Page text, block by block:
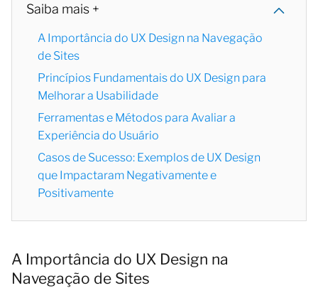
Saiba mais +
A Importância do UX Design na Navegação
de Sites
Princípios Fundamentais do UX Design para
Melhorar a Usabilidade
Ferramentas e Métodos para Avaliar a
Experiência do Usuário
Casos de Sucesso: Exemplos de UX Design
que Impactaram Negativamente e
Positivamente
A Importância do UX Design na
Navegação de Sites